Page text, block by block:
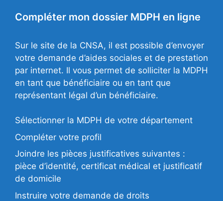
Compléter mon dossier MDPH en ligne
Sur le site de la CNSA, il est possible d’envoyer
votre demande d’aides sociales et de prestation
par internet. Il vous permet de solliciter la MDPH
en tant que bénéficiaire ou en tant que
représentant légal d’un bénéficiaire.
Sélectionner la MDPH de votre département
Compléter votre profil
Joindre les pièces justificatives suivantes :
pièce d’identité, certificat médical et justificatif
de domicile
Instruire votre demande de droits